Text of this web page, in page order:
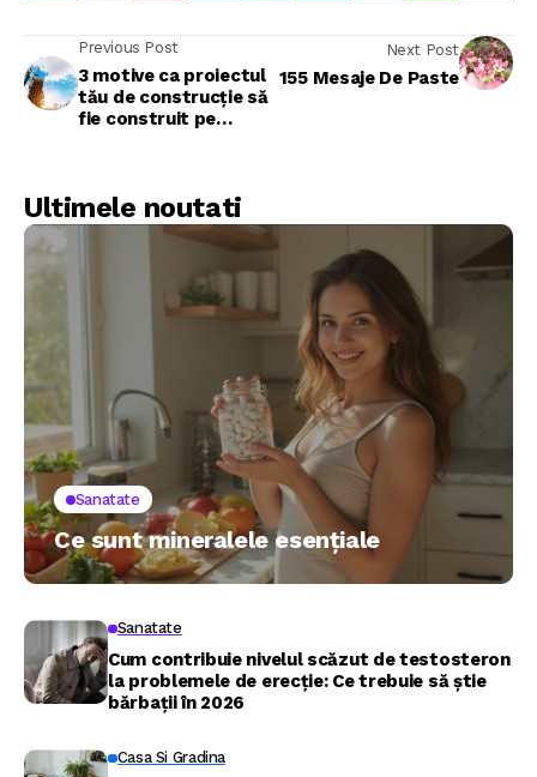
Previous Post
3 motive ca proiectul
tău de construcție să
fie construit pe
Next Post
155 Mesaje De Paste
Ultimele noutati
Sanatate
Ce sunt mineralele esențiale
Sanatate
Cum contribuie nivelul scăzut de testosteron
la problemele de erecție: Ce trebuie să știe
bărbații în 2026
Casa Si Gradina